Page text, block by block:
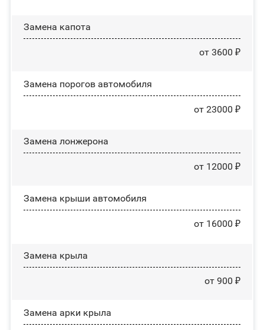
Замена капота
от 3600 ₽
Замена порогов автомобиля
от 23000 ₽
Замена лонжерона
от 12000 ₽
Замена крыши автомобиля
от 16000 ₽
Замена крыла
от 900 ₽
Замена арки крыла